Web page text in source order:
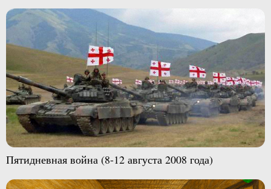
Пятидневная война (8-12 августа 2008 года)